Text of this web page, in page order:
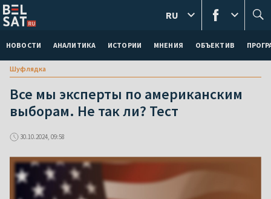
НОВОСТИ АНАЛИТИКА ИСТОРИИ МНЕНИЯ ОБЪЕКТИВ
RU
Шуфлядка
Все мы эксперты по американским
выборам. Не так ли? Тест
30.10.2024, 09:58